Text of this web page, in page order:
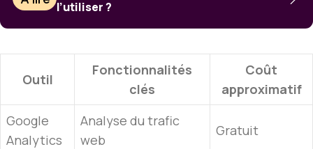
l’utiliser ?
Outil
Fonctionnalités
clés
Coût
approximatif
Google
Analytics
Analyse du trafic
web
Gratuit